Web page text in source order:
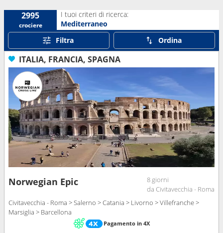
Porti
Ricerca
2995
crociere
I tuoi criteri di ricerca:
Mediterraneo
Filtra
Ordina
ITALIA, FRANCIA, SPAGNA
Norwegian Epic
8 giorni
da Civitavecchia - Roma
Civitavecchia - Roma > Salerno > Catania > Livorno > Villefranche >
Marsiglia > Barcellona
Pagamento in 4X